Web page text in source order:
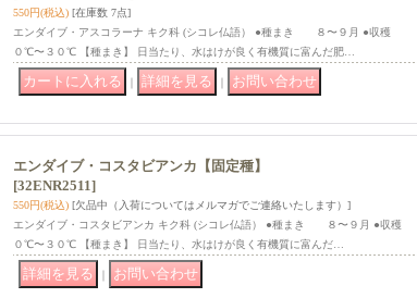
550円(税込) [在庫数 7点]
エンダイブ・アスコラーナ キク科 (シコレ仏語） ●種まき ８〜９月 ●収穫
０℃〜３０℃ 【種まき】 日当たり、水はけが良く有機質に富んだ肥…
エンダイブ・コスタビアンカ【固定種】
[32ENR2511]
550円(税込) [欠品中（入荷についてはメルマガでご連絡いたします）]
エンダイブ・コスタビアンカ キク科 (シコレ仏語） ●種まき ８〜９月 ●収
０℃〜３０℃ 【種まき】 日当たり、水はけが良く有機質に富んだ…